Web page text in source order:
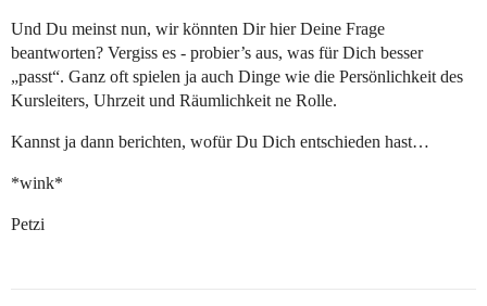
Und Du meinst nun, wir könnten Dir hier Deine Frage
beantworten? Vergiss es - probier’s aus, was für Dich besser
„passt“. Ganz oft spielen ja auch Dinge wie die Persönlichkeit des
Kursleiters, Uhrzeit und Räumlichkeit ne Rolle.
Kannst ja dann berichten, wofür Du Dich entschieden hast…
*wink*
Petzi